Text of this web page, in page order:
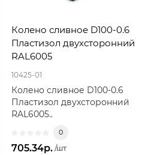
Колено сливное D100-0.6
Пластизол двухсторонний
RAL6005
10425-01
Колено сливное D100-0.6
Пластизол двухсторонний
RAL6005..
0
705.34р. /шт